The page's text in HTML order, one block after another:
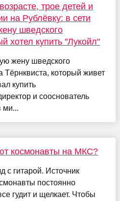
трое детей и
на Рублёвку: в сети
шведского
хотел купить "Лукойл"
жену шведского
Тёрнквиста, который живет
купить
и сооснователь
ми...
космонавты на МКС?
с гитарой. Источник
постоянно
гудит и щелкает. Чтобы